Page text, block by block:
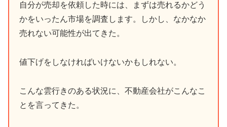
自分が売却を依頼した時には、まずは売れるかどう
かをいったん市場を調査します。しかし、なかなか
売れない可能性が出てきた。
値下げをしなければいけないかもしれない。
こんな雲行きのある状況に、不動産会社がこんなこ
とを言ってきた。